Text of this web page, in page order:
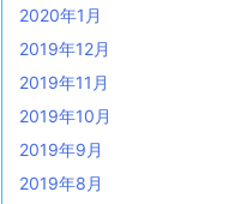
2020年1月
2019年12月
2019年11月
2019年10月
2019年9月
2019年8月